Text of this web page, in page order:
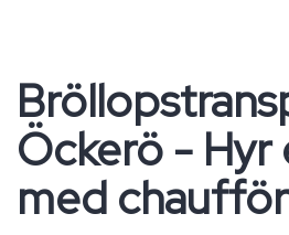
Öckerö - Hyr
med chaufför